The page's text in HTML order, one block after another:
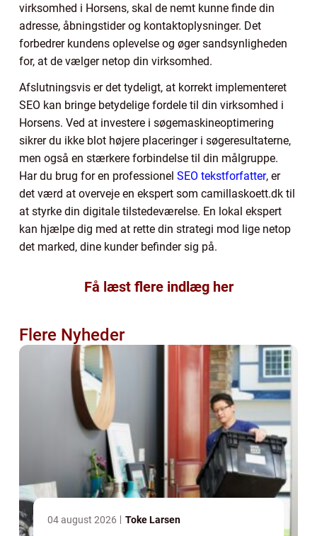
virksomhed i Horsens, skal de nemt kunne finde din
adresse, åbningstider og kontaktoplysninger. Det
forbedrer kundens oplevelse og øger sandsynligheden
for, at de vælger netop din virksomhed.
Afslutningsvis er det tydeligt, at korrekt implementeret
SEO kan bringe betydelige fordele til din virksomhed i
Horsens. Ved at investere i søgemaskineoptimering
sikrer du ikke blot højere placeringer i søgeresultaterne,
men også en stærkere forbindelse til din målgruppe.
Har du brug for en professionel SEO tekstforfatter, er
det værd at overveje en ekspert som camillaskoett.dk til
at styrke din digitale tilstedeværelse. En lokal ekspert
kan hjælpe dig med at rette din strategi mod lige netop
det marked, dine kunder befinder sig på.
Få læst flere indlæg her
Flere Nyheder
04 august 2026 Toke Larsen